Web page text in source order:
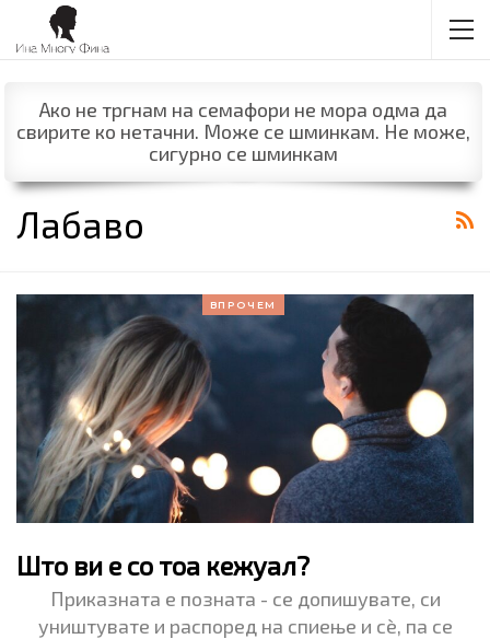
Ако не тргнам на семафори не мора одма да
свирите ко нетачни. Може се шминкам. Не може,
сигурно се шминкам
Лабаво
ВПРОЧЕМ
Што ви е со тоа кежуал?
Приказната е позната - се допишувате, си
уништувате и распоред на спиење и сè, па се